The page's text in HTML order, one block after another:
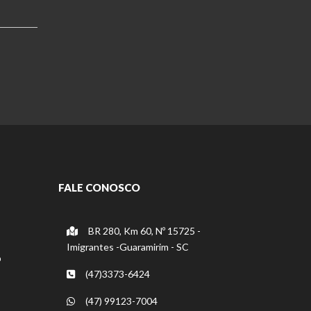
FALE CONOSCO
BR 280, Km 60, Nº 15725 -
Imigrantes -Guaramirim - SC
(47)3373-6424
(47) 99123-7004